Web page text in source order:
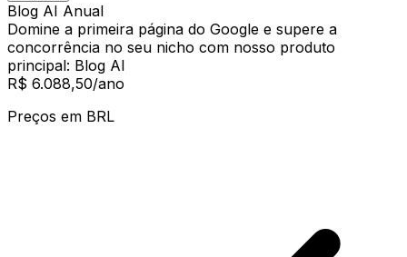
Blog AI Anual
Domine a primeira página do Google e supere a
concorrência no seu nicho com nosso produto
principal: Blog AI
R$ 6.088,50/ano
Preços em BRL